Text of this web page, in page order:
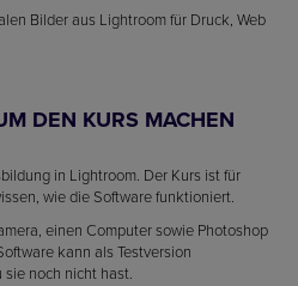
Bilder aus Lightroom für Druck, Web
DEN KURS MACHEN
in Lightroom. Der Kurs ist für
wie die Software funktioniert.
einen Computer sowie Photoshop
kann als Testversion
noch nicht hast.